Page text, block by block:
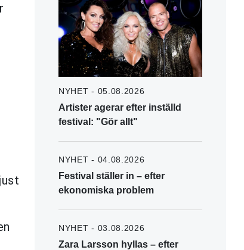
NYHET - 05.08.2026
Artister agerar efter inställd
festival: "Gör allt"
NYHET - 04.08.2026
Festival ställer in – efter
ekonomiska problem
NYHET - 03.08.2026
Zara Larsson hyllas – efter